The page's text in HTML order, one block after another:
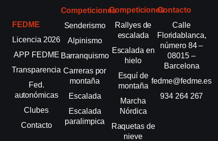
FEDME
Licencia 2026
APP FEDME
Transparencia
Fed.
autonómicas
Clubes
Contacto
Competiciones
Senderismo
Alpinismo
Barranquismo
Carreras por
montaña
Escalada
Escalada
paralimpica
Competiciones
Rallyes de
escalada
Escalada en
hielo
Esquí de
montaña
Marcha
Nórdica
Raquetas de
nieve
Contacto
Calle
Floridablanca,
número 84 –
08015 –
Barcelona
fedme@fedme.es
934 264 267